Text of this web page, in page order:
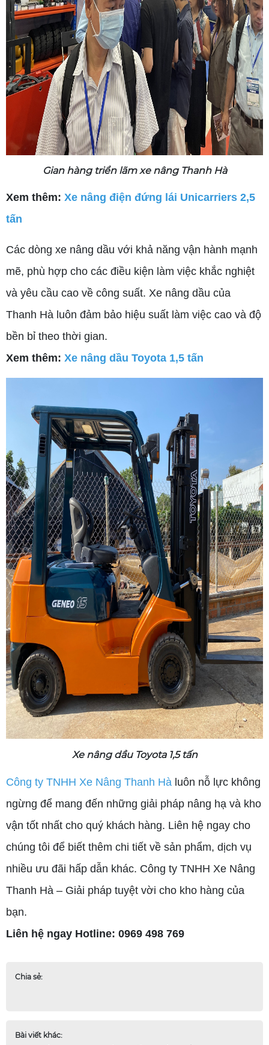
Gian hàng triển lãm xe nâng Thanh Hà
Xem thêm: Xe nâng điện đứng lái Unicarriers 2,5
tấn
Các dòng xe nâng dầu với khả năng vận hành mạnh
mẽ, phù hợp cho các điều kiện làm việc khắc nghiệt
và yêu cầu cao về công suất. Xe nâng dầu của
Thanh Hà luôn đảm bảo hiệu suất làm việc cao và độ
bền bỉ theo thời gian.
Xem thêm: Xe nâng dầu Toyota 1,5 tấn
Xe nâng dầu Toyota 1,5 tấn
Công ty TNHH Xe Nâng Thanh Hà luôn nỗ lực không
ngừng để mang đến những giải pháp nâng hạ và kho
vận tốt nhất cho quý khách hàng. Liên hệ ngay cho
chúng tôi để biết thêm chi tiết về sản phẩm, dịch vụ
nhiều ưu đãi hấp dẫn khác. Công ty TNHH Xe Nâng
Thanh Hà – Giải pháp tuyệt vời cho kho hàng của
bạn.
Liên hệ ngay Hotline: 0969 498 769
Chia sẻ:
Bài viết khác: